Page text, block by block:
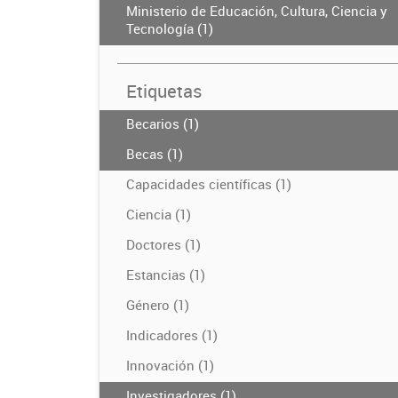
Ministerio de Educación, Cultura, Ciencia y
Tecnología (1)
Etiquetas
Becarios (1)
Becas (1)
Capacidades científicas (1)
Ciencia (1)
Doctores (1)
Estancias (1)
Género (1)
Indicadores (1)
Innovación (1)